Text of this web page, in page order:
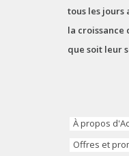
tous les jours
la croissance
que soit leur
À propos
Offres et